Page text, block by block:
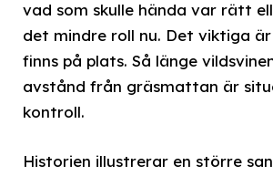
vad som skulle hända var rätt
det mindre roll nu. Det viktiga
finns på plats. Så länge
avstånd från gräsmattan är
kontroll.
Historien illustrerar en större